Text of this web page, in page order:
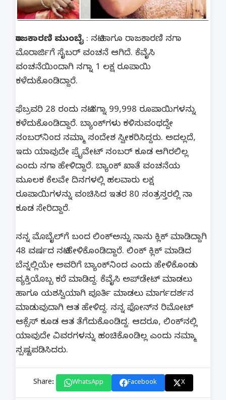
ರಾಜಕಾರಣಿ ಮುಂಬೈ : ನಟಿ ಹಾಗೂ ರಾಜಕಾರಣಿ ನಗಾ
ಮೊರಾರ್ಜಿಗೆ ಸೈಬರ್ ವಂಚನೆ ಆಗಿದೆ. ಕೆವೈಸಿ
ವಂಚನೆಯಿಂದಾಗಿ ನಗ್ನಾ 1 ಲಕ್ಷ ರೂಪಾಯಿ
ಕಳೆದುಕೊಂಡಿದ್ದಾರೆ.
ಫೆಬ್ರವರಿ 28 ರಂದು ನಟಿ ನಗ್ನಾ 99,998 ರೂಪಾಯಿಗಳನ್ನು
ಕಳೆದುಕೊಂಡಿದ್ದಾರೆ. ಬ್ಯಾಂಕ್‌ಗಳು ಕಳಿಸುವಂಥದ್ದೇ
ನಂಬರ್‌ನಿಂದ ನಮ್ಮಾ ಸಂದೇಶ ಸ್ವೀಕರಿಸಿದ್ದರು. ಅದಲ್ಲದೆ,
ಇದು ಯಾವುದೇ ಪ್ರೈವೇಟ್ ನಂಬರ್ ಕೂಡ ಆಗಿರಲಿಲ್ಲ
ಎಂದು ನಗಾ ಹೇಳಿದ್ದಾರೆ. ಬ್ಯಾಂಕ್ ಖಾತೆ ವಂಚನೆಯ
ಮೂಲಕ ಕೆಲವೇ ದಿನಗಳಲ್ಲಿ ಹಲವಾರು ಲಕ್ಷ
ರೂಪಾಯಿಗಳನ್ನು ವಂಚಿಸಿದ ಇತರ 80 ಸಂತ್ರಸ್ತರಲ್ಲಿ ನಾ
ಕೂಡ ಸೇರಿದ್ದಾರೆ.
ನನ್ನ ಮೊಬೈಲ್‌ಗೆ ಬಂದ ಲಿಂಕ್‌ಅನ್ನು ನಾನು ಕ್ಲಿಕ್ ಮಾಡಿದ್ದಾಗಿ
48 ವರ್ಷದ ನಟಿ ಹೇಳಿಕೊಂಡಿದ್ದಾರೆ. ಲಿಂಕ್ ಕ್ಲಿಕ್ ಮಾಡಿದ
ಬೆನ್ನಲ್ಲಿಯೇ ಅವರಿಗೆ ಬ್ಯಾಂಕ್‌ನಿಂದ ಎಂದು ಹೇಳಿಕೊಂಡು
ವ್ಯಕ್ತಿಯೊಬ್ಬ ಕರೆ ಮಾಡಿದ್ದ. ಕೆವೈಸಿ ಅಪ್‌ಡೇಟ್ ಮಾಡಲು
ಹಾಗೂ ಯಶಸ್ವಿಯಾಗಿ ಪೂರ್ತಿ ಮಾಡಲು ಮಾರ್ಗದರ್ಶನ
ಮಾಡುವುದಾಗಿ ಆತ ಹೇಳಿದ್ದ. ನನ್ನ ಫೋನ್‌ನ ರಿಮೋಟ್
ಆಕ್ಸೆಸ್ ಕೂಡ ಆತ ತೆಗೆದುಕೊಂಡಿದ್ದ. ಆದರೂ, ಲಿಂಕ್‌ನಲ್ಲಿ
ಯಾವುದೇ ವಿವರಗಳನ್ನು ಹಂಚಿಕೊಂಡಿಲ್ಲ ಎಂದು ನಮ್ಮಾ
ಸ್ಪಷ್ಟಪಡಿಸಿದರು.
Share: WhatsApp Facebook X